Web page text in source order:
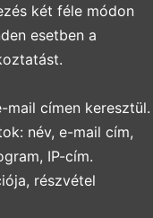
két féle módon
esetben a
mail címen keresztül.
név, e-mail cím,
IP-cím.
részvétel